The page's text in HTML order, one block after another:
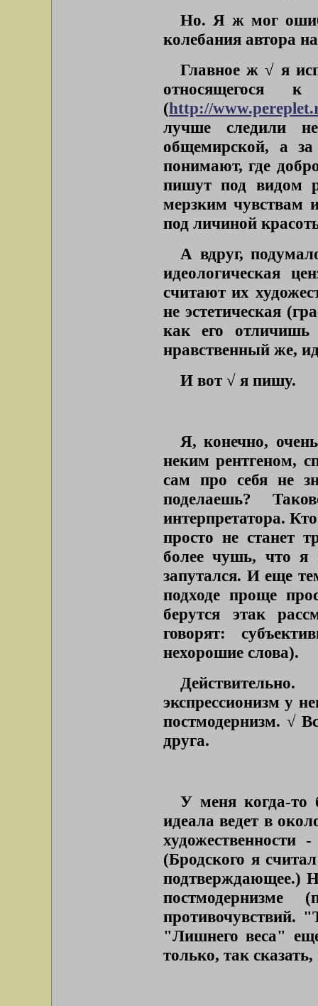
Но. Я ж мог
колебания автора
Главное ж √ я
(http://
лучше следили
общемирской, а
понимают, где
пишут под видом
мерзким чувствам
под личиной
А вдруг,
идеологическая
считают их
не эстетическая
как его отличишь
нравственный же,
И вот √ я пишу.
Я, конечно,
неким рентгеном,
сам про себя не
поделаешь?
интерпретатора.
просто не станет
более чушь, что я
запутался. И еще
подходе проще
берутся этак
говорят:
нехорошие слова).
экспрессионизм у
постмодернизм. √
друга.
У меня когда-то
идеала ведет в
(Бродского я
подтверждающее.)
противочувствий.
"Лишнего веса"
только, так